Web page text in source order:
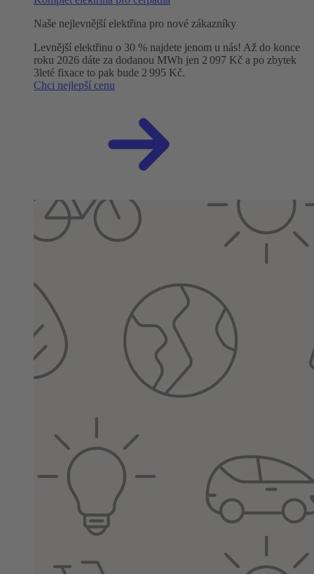
Naše nejlevnější elektřina pro nové zákazníky
Levnější elektřinu o 30 % najdete jenom u nás! Až do konce
roku 2026 dáte za dodanou MWh jen 2 097 Kč a po zbytek
3leté fixace to pak bude 2 995 Kč.
Chci nejlepší cenu